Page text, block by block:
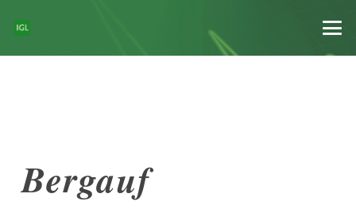
Bergauf